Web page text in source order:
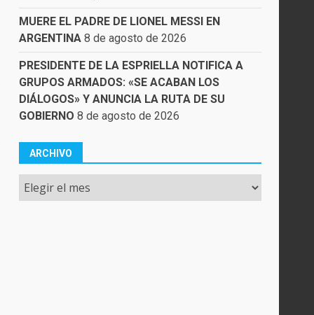
MUERE EL PADRE DE LIONEL MESSI EN
ARGENTINA 8 de agosto de 2026
PRESIDENTE DE LA ESPRIELLA NOTIFICA A
GRUPOS ARMADOS: «SE ACABAN LOS
DIÁLOGOS» Y ANUNCIA LA RUTA DE SU
GOBIERNO 8 de agosto de 2026
ARCHIVO
Archivo